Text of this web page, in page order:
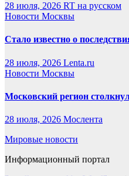
28 июля, 2026 RT на русском
Новости Москвы
Стало известно о
28 июля, 2026 Lenta.ru
Новости Москвы
Московский регион
28 июля, 2026 Мослента
Мировые новости
Информационный портал